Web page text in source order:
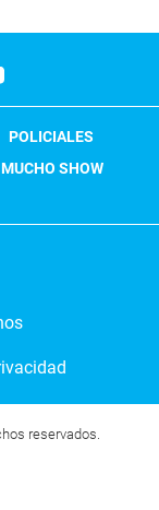
POLICIALES
MUCHO SHOW
reservados.